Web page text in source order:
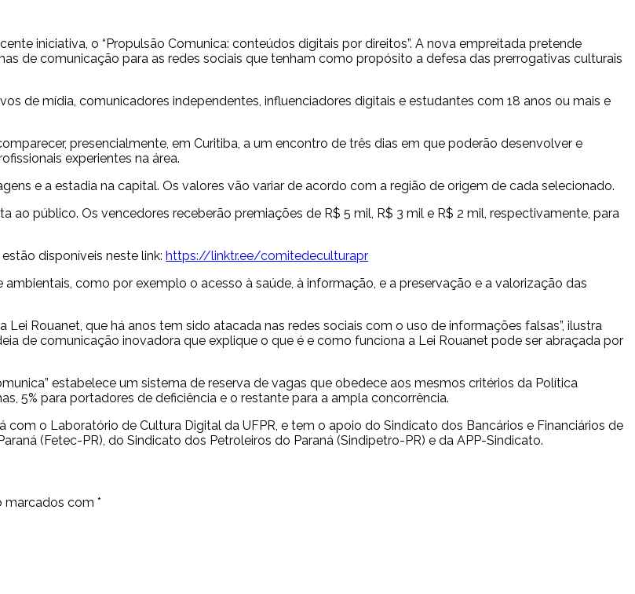
iniciativa, o “Propulsão Comunica: conteúdos digitais por direitos”. A nova empreitada pretende
de comunicação para as redes sociais que tenham como propósito a defesa das prerrogativas culturais
de mídia, comunicadores independentes, influenciadores digitais e estudantes com 18 anos ou mais e
presencialmente, em Curitiba, a um encontro de três dias em que poderão desenvolver e
experientes na área.
e a estadia na capital. Os valores vão variar de acordo com a região de origem de cada selecionado.
público. Os vencedores receberão premiações de R$ 5 mil, R$ 3 mil e R$ 2 mil, respectivamente, para
disponíveis neste link: https://linktr.ee/comitedeculturapr
como por exemplo o acesso à saúde, à informação, e a preservação e a valorização das
Rouanet, que há anos tem sido atacada nas redes sociais com o uso de informações falsas”, ilustra
de comunicação inovadora que explique o que é e como funciona a Lei Rouanet pode ser abraçada por
estabelece um sistema de reserva de vagas que obedece aos mesmos critérios da Política
5% para portadores de deficiência e o restante para a ampla concorrência.
com o Laboratório de Cultura Digital da UFPR, e tem o apoio do Sindicato dos Bancários e Financiários de
(Fetec-PR), do Sindicato dos Petroleiros do Paraná (Sindipetro-PR) e da APP-Sindicato.
marcados com *